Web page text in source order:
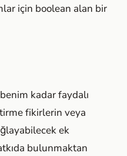
için boolean alan bir
kadar faydalı
fikirlerin veya
ek
bulunmaktan